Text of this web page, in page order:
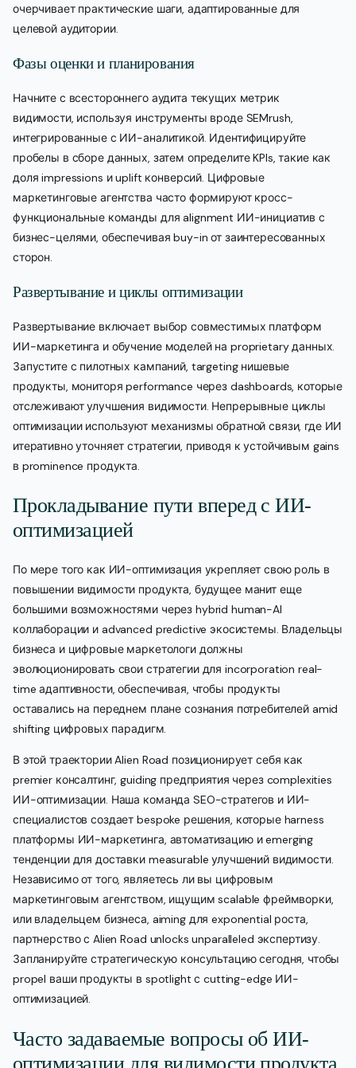
очерчивает практические шаги, адаптированные для
целевой аудитории.
Фазы оценки и планирования
Начните с всестороннего аудита текущих метрик
видимости, используя инструменты вроде SEMrush,
интегрированные с ИИ-аналитикой. Идентифицируйте
пробелы в сборе данных, затем определите KPIs, такие как
доля impressions и uplift конверсий. Цифровые
маркетинговые агентства часто формируют кросс-
функциональные команды для alignment ИИ-инициатив с
бизнес-целями, обеспечивая buy-in от заинтересованных
сторон.
Развертывание и циклы оптимизации
Развертывание включает выбор совместимых платформ
ИИ-маркетинга и обучение моделей на proprietary данных.
Запустите с пилотных кампаний, targeting нишевые
продукты, мониторя performance через dashboards, которые
отслеживают улучшения видимости. Непрерывные циклы
оптимизации используют механизмы обратной связи, где ИИ
итеративно уточняет стратегии, приводя к устойчивым gains
в prominence продукта.
Прокладывание пути вперед с ИИ-
оптимизацией
По мере того как ИИ-оптимизация укрепляет свою роль в
повышении видимости продукта, будущее манит еще
большими возможностями через hybrid human-AI
коллаборации и advanced predictive экосистемы. Владельцы
бизнеса и цифровые маркетологи должны
эволюционировать свои стратегии для incorporation real-
time адаптивности, обеспечивая, чтобы продукты
оставались на переднем плане сознания потребителей amid
shifting цифровых парадигм.
В этой траектории Alien Road позиционирует себя как
premier консалтинг, guiding предприятия через complexities
ИИ-оптимизации. Наша команда SEO-стратегов и ИИ-
специалистов создает bespoke решения, которые harness
платформы ИИ-маркетинга, автоматизацию и emerging
тенденции для доставки measurable улучшений видимости.
Независимо от того, являетесь ли вы цифровым
маркетинговым агентством, ищущим scalable фреймворки,
или владельцем бизнеса, aiming для exponential роста,
партнерство с Alien Road unlocks unparalleled экспертизу.
Запланируйте стратегическую консультацию сегодня, чтобы
propel ваши продукты в spotlight с cutting-edge ИИ-
оптимизацией.
Часто задаваемые вопросы об ИИ-
оптимизации для видимости продукта